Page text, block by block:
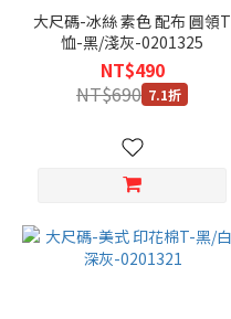
大尺碼-冰絲 素色 配布 圓領T
恤-黑/淺灰-0201325
NT$490
NT$690 7.1折